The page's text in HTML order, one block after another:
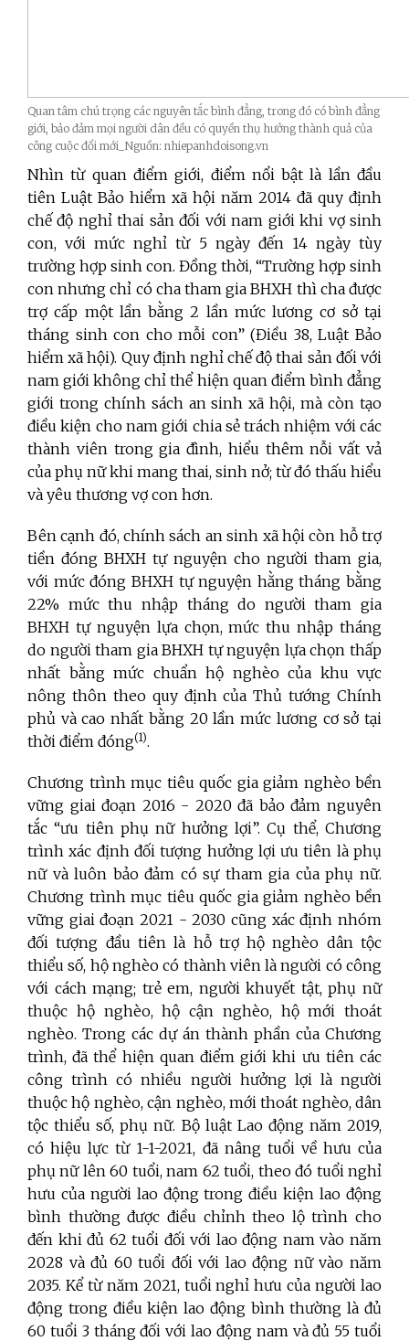
Quan tâm chú trọng các nguyên tắc bình đẳng, trong đó có bình đẳng
giới, bảo đảm mọi người dân đều có quyền thụ hưởng thành quả của
công cuộc đổi mới_Nguồn: nhiepanhdoisong.vn
Nhìn từ quan điểm giới, điểm nổi bật là lần đầu
tiên Luật Bảo hiểm xã hội năm 2014 đã quy định
chế độ nghỉ thai sản đối với nam giới khi vợ sinh
con, với mức nghỉ từ 5 ngày đến 14 ngày tùy
trường hợp sinh con. Đồng thời, “Trường hợp sinh
con nhưng chỉ có cha tham gia BHXH thì cha được
trợ cấp một lần bằng 2 lần mức lương cơ sở tại
tháng sinh con cho mỗi con” (Điều 38, Luật Bảo
hiểm xã hội). Quy định nghỉ chế độ thai sản đối với
nam giới không chỉ thể hiện quan điểm bình đẳng
giới trong chính sách an sinh xã hội, mà còn tạo
điều kiện cho nam giới chia sẻ trách nhiệm với các
thành viên trong gia đình, hiểu thêm nỗi vất vả
của phụ nữ khi mang thai, sinh nở; từ đó thấu hiểu
và yêu thương vợ con hơn.
Bên cạnh đó, chính sách an sinh xã hội còn hỗ trợ
tiền đóng BHXH tự nguyện cho người tham gia,
với mức đóng BHXH tự nguyện hằng tháng bằng
22% mức thu nhập tháng do người tham gia
BHXH tự nguyện lựa chọn, mức thu nhập tháng
do người tham gia BHXH tự nguyện lựa chọn thấp
nhất bằng mức chuẩn hộ nghèo của khu vực
nông thôn theo quy định của Thủ tướng Chính
phủ và cao nhất bằng 20 lần mức lương cơ sở tại
thời điểm đóng(1).
Chương trình mục tiêu quốc gia giảm nghèo bền
vững giai đoạn 2016 - 2020 đã bảo đảm nguyên
tắc “ưu tiên phụ nữ hưởng lợi”. Cụ thể, Chương
trình xác định đối tượng hưởng lợi ưu tiên là phụ
nữ và luôn bảo đảm có sự tham gia của phụ nữ.
Chương trình mục tiêu quốc gia giảm nghèo bền
vững giai đoạn 2021 - 2030 cũng xác định nhóm
đối tượng đầu tiên là hỗ trợ hộ nghèo dân tộc
thiểu số, hộ nghèo có thành viên là người có công
với cách mạng; trẻ em, người khuyết tật, phụ nữ
thuộc hộ nghèo, hộ cận nghèo, hộ mới thoát
nghèo. Trong các dự án thành phần của Chương
trình, đã thể hiện quan điểm giới khi ưu tiên các
công trình có nhiều người hưởng lợi là người
thuộc hộ nghèo, cận nghèo, mới thoát nghèo, dân
tộc thiểu số, phụ nữ. Bộ luật Lao động năm 2019,
có hiệu lực từ 1-1-2021, đã nâng tuổi về hưu của
phụ nữ lên 60 tuổi, nam 62 tuổi, theo đó tuổi nghỉ
hưu của người lao động trong điều kiện lao động
bình thường được điều chỉnh theo lộ trình cho
đến khi đủ 62 tuổi đối với lao động nam vào năm
2028 và đủ 60 tuổi đối với lao động nữ vào năm
2035. Kể từ năm 2021, tuổi nghỉ hưu của người lao
động trong điều kiện lao động bình thường là đủ
60 tuổi 3 tháng đối với lao động nam và đủ 55 tuổi